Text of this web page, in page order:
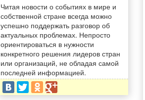
Читая новости о событиях в мире и
собственной стране всегда можно
успешно поддержать разговор об
актуальных проблемах. Непросто
ориентироваться в нужности
конкретного решения лидеров стран
или организаций, не обладая самой
последней информацией.